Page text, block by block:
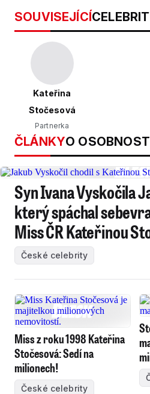
SOUVISEJÍCÍ
Kateřina
Stočesová
Partnerka
ČLÁNKYO
Syn Ivana Vyskočila
který spáchal
Miss ČR Kateřinou
České celebrity
Miss z roku 1998 Kateřina
Stočesová: Sedí na
milionech!
České celebrity